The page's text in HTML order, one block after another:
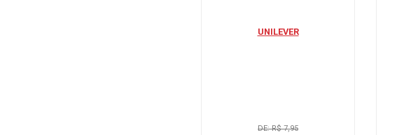
UNILEVER
DE: R$ 7,95